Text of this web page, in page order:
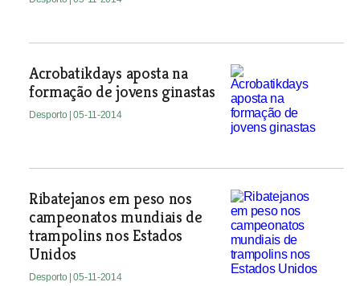
Acrobatikdays aposta na
formação de jovens ginastas
Desporto | 05-11-2014
Ribatejanos em peso nos
campeonatos mundiais de
trampolins nos Estados
Unidos
Desporto | 05-11-2014